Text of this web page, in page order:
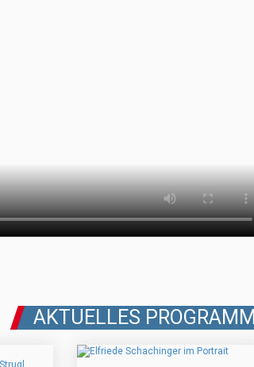
AKTUELLES PROGRAMM